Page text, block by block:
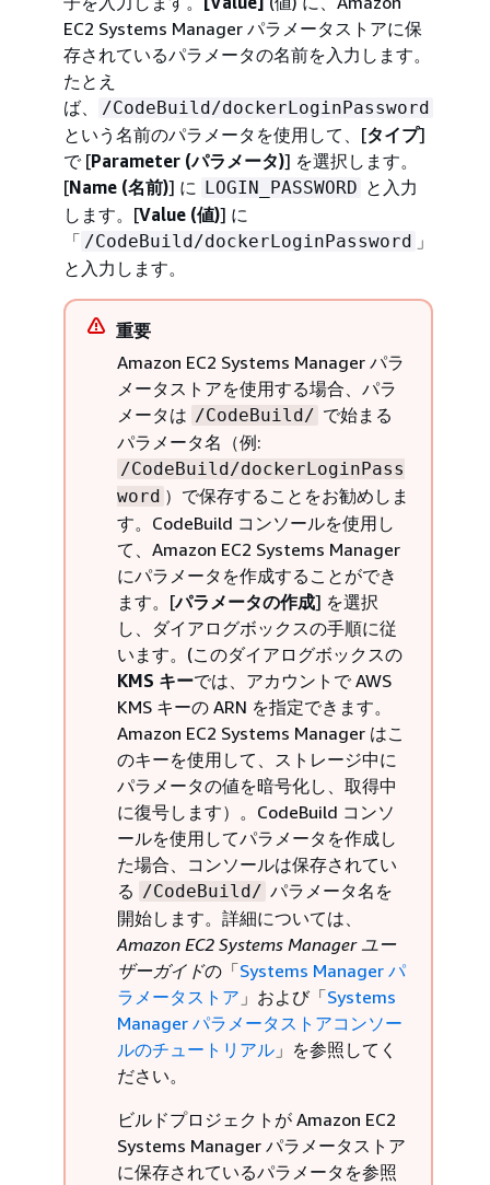
EC2 Systems Manager パラメータストアに保
存されているパラメータの名前を入力します。
たとえ
ば、
/CodeBuild/dockerLoginPassword
という名前のパラメータを使用して、[タイプ]
で [Parameter (パラメータ)] を選択します。
[Name (名前)] に LOGIN_PASSWORD と入力
します。[Value (値)] に
「 /CodeBuild/dockerLoginPassword 」
と入力します。
重要
Amazon EC2 Systems Manager パラ
メータストアを使用する場合、パラ
メータは /CodeBuild/ で始まる
パラメータ名（例:
/CodeBuild/dockerLoginPass
word ）で保存することをお勧めしま
す。CodeBuild コンソールを使用し
て、Amazon EC2 Systems Manager
にパラメータを作成することができ
ます。[パラメータの作成] を選択
し、ダイアログボックスの手順に従
います。(このダイアログボックスの
KMS キーでは、アカウントで AWS
KMS キーの ARN を指定できます。
Amazon EC2 Systems Manager はこ
のキーを使用して、ストレージ中に
パラメータの値を暗号化し、取得中
に復号します）。CodeBuild コンソ
ールを使用してパラメータを作成し
た場合、コンソールは保存されてい
る /CodeBuild/ パラメータ名を
開始します。詳細については、
Amazon EC2 Systems Manager ユー
ザーガイドの「Systems Manager パ
ラメータストア 」および「Systems
Manager パラメータストアコンソー
ルのチュートリアル」を参照してく
ださい。
ビルドプロジェクトが Amazon EC2
Systems Manager パラメータストア
に保存されているパラメータを参照